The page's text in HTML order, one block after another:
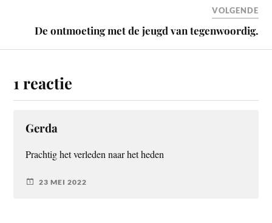
VOLGENDE
De ontmoeting met de jeugd van tegenwoordig.
1 reactie
Gerda
Prachtig het verleden naar het heden
23 MEI 2022